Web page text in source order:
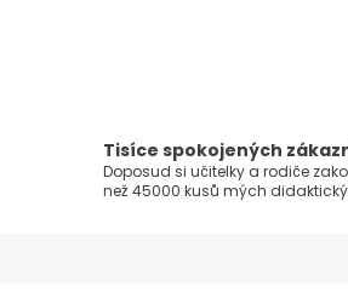
Tisíce spokojených
Doposud si učitelky a rodiče
než 45000 kusů mých